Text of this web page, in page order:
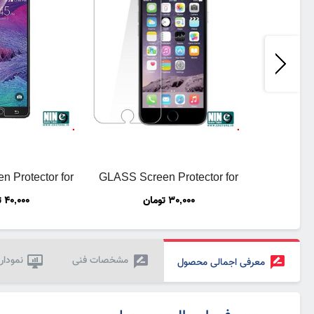
GLASS Screen Protector for
iPhone 6 Plus
30,000تومان
Protector for
Note 4
40,000
معرفی اجمالی محصول مشخصات فنی